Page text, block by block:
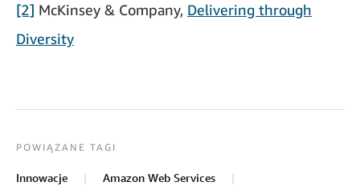
[2] McKinsey & Company, Delivering through
Diversity
POWIĄZANE TAGI
Innowacje Amazon Web Services